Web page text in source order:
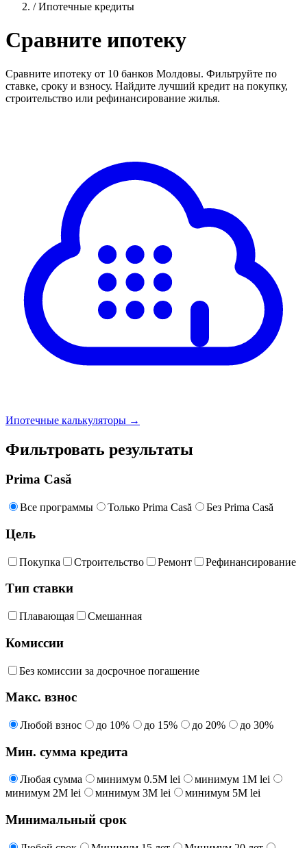
/ Ипотечные кредиты
Сравните ипотеку
Сравните ипотеку от 10 банков Молдовы. Фильтруйте по
ставке, сроку и взносу. Найдите лучший кредит на покупку,
строительство или рефинансирование жилья.
Ипотечные калькуляторы →
Фильтровать результаты
Prima Casă
Все программы Только Prima Casă Без Prima Casă
Цель
Покупка Строительство Ремонт Рефинансирование
Тип ставки
Плавающая Смешанная
Комиссии
Без комиссии за досрочное погашение
Макс. взнос
Любой взнос до 10% до 15% до 20% до 30%
Мин. сумма кредита
Любая сумма минимум 0.5M lei
минимум 1M lei
минимум 2M lei
минимум 3M lei минимум 5M lei
Минимальный срок